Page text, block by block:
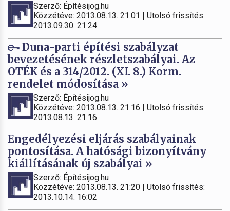
Szerző: Építésijog.hu
Közzétéve: 2013.08.13. 21:01 | Utolsó frissítés:
2013.09.30. 21:24
Duna-parti építési szabályzat
bevezetésének részletszabályai. Az
OTÉK és a 314/2012. (XI. 8.) Korm.
rendelet módosítása »
Szerző: Építésijog.hu
Közzétéve: 2013.08.13. 21:16 | Utolsó frissítés:
2013.08.13. 21:16
Engedélyezési eljárás szabályainak
pontosítása. A hatósági bizonyítvány
kiállításának új szabályai »
Szerző: Építésijog.hu
Közzétéve: 2013.08.13. 21:20 | Utolsó frissítés:
2013.10.14. 16:02